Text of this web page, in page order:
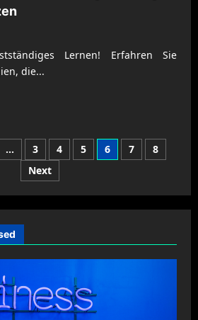
Lernen! Erfahren Sie
die...
… 3 4 5 6 7
8
Next